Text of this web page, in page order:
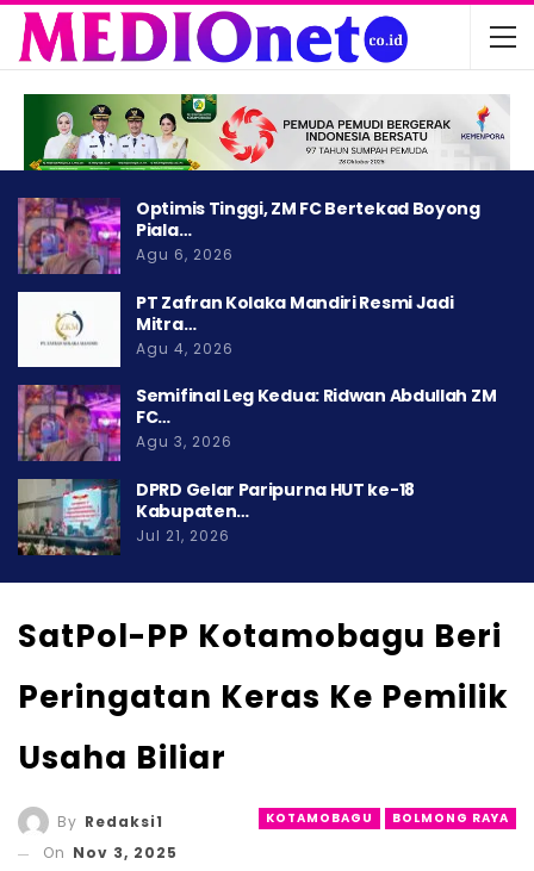
Optimis Tinggi, ZM FC Bertekad Boyong
Piala…
Agu 6, 2026
PT Zafran Kolaka Mandiri Resmi Jadi
Mitra…
Agu 4, 2026
Semifinal Leg Kedua: Ridwan Abdullah ZM
FC…
Agu 3, 2026
DPRD Gelar Paripurna HUT ke-18
Kabupaten…
Jul 21, 2026
SatPol-PP Kotamobagu Beri
Peringatan Keras Ke Pemilik
Usaha Biliar
KOTAMOBAGU BOLMONG RAYA
By Redaksi1
On Nov 3, 2025